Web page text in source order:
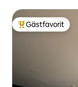
Populär gästfavorit
Gästfavorit